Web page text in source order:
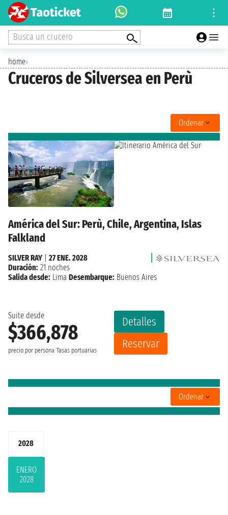
Busca un crucero
home›
Cruceros de Silversea en Perù
2028
ENERO
2028
Ordenar
América del Sur: Perù, Chile, Argentina, Islas
Falkland
Suite desde
$366,878
precio por persona Tasas portuarias
Detalles
Reservar
SILVER RAY
27 ENE. 2028
Duración: 21 noches
Salida desde: Lima Desembarque: Buenos Aires
Ordenar